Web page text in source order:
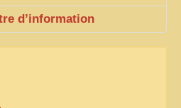
d’information